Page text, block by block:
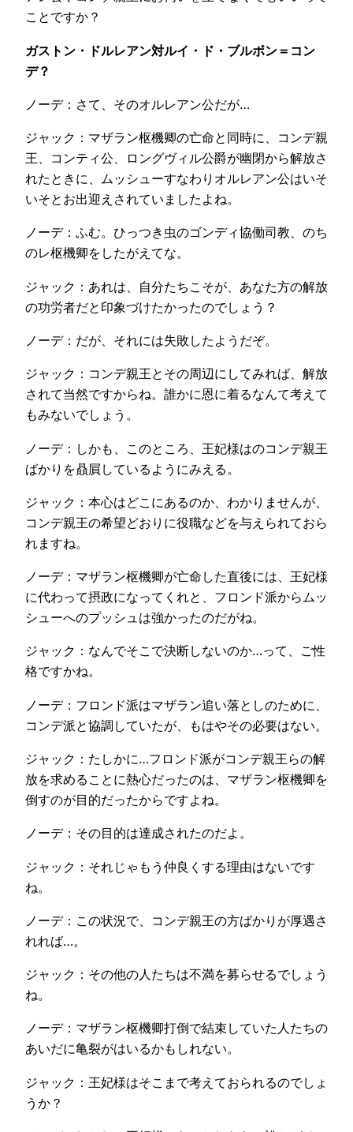
ことですか？
ガストン・ドルレアン対ルイ・ド・ブルボン＝コン
デ？
ノーデ：さて、そのオルレアン公だが…
ジャック：マザラン枢機卿の亡命と同時に、コンデ親
王、コンティ公、ロングヴィル公爵が幽閉から解放さ
れたときに、ムッシューすなわりオルレアン公はいそ
いそとお出迎えされていましたよね。
ノーデ：ふむ。ひっつき虫のゴンディ協働司教、のち
のレ枢機卿をしたがえてな。
ジャック：あれは、自分たちこそが、あなた方の解放
の功労者だと印象づけたかったのでしょう？
ノーデ：だが、それには失敗したようだぞ。
ジャック：コンデ親王とその周辺にしてみれば、解放
されて当然ですからね。誰かに恩に着るなんて考えて
もみないでしょう。
ノーデ：しかも、このところ、王妃様はのコンデ親王
ばかりを贔屓しているようにみえる。
ジャック：本心はどこにあるのか、わかりませんが、
コンデ親王の希望どおりに役職などを与えられておら
れますね。
ノーデ：マザラン枢機卿が亡命した直後には、王妃様
に代わって摂政になってくれと、フロンド派からムッ
シューへのプッシュは強かったのだがね。
ジャック：なんでそこで決断しないのか…って、ご性
格ですかね。
ノーデ：フロンド派はマザラン追い落としのために、
コンデ派と協調していたが、もはやその必要はない。
ジャック：たしかに…フロンド派がコンデ親王らの解
放を求めることに熱心だったのは、マザラン枢機卿を
倒すのが目的だったからですよね。
ノーデ：その目的は達成されたのだよ。
ジャック：それじゃもう仲良くする理由はないです
ね。
ノーデ：この状況で、コンデ親王の方ばかりが厚遇さ
れれば…。
ジャック：その他の人たちは不満を募らせるでしょう
ね。
ノーデ：マザラン枢機卿打倒で結束していた人たちの
あいだに亀裂がはいるかもしれない。
ジャック：王妃様はそこまで考えておられるのでしょ
うか？